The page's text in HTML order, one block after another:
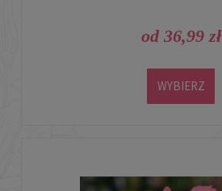
od 36,99 zł
WYBIERZ